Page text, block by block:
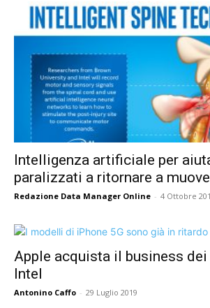
Intelligenza artificiale per
paralizzati a ritornare a
Redazione Data Manager Online - 4 Ottobre
Apple acquista il business dei
Intel
Antonino Caffo - 29 Luglio 2019